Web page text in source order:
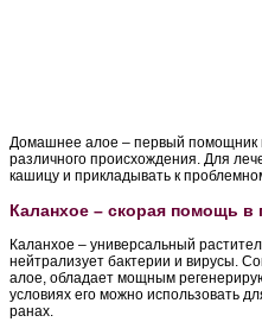
Домашнее алое – первый помощник
различного происхождения. Для
кашицу и прикладывать к
Каланхое – скорая помощь в
Каланхое – универсальный
нейтрализует бактерии и вирусы.
алое, обладает мощным
условиях его можно использовать
ранах.